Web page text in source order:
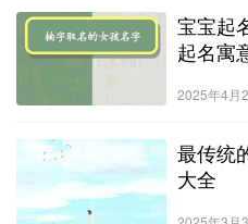
宝宝起
起名寓
2025年4月
最传统
大全